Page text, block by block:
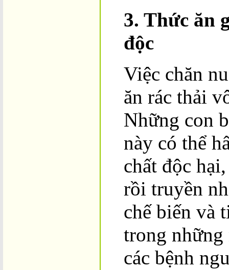
3. Thức ăn
độc
Việc chăn
ăn rác thải
Những con
này có thể
chất độc
rồi truyền
chế biến và
trong những
các bệnh